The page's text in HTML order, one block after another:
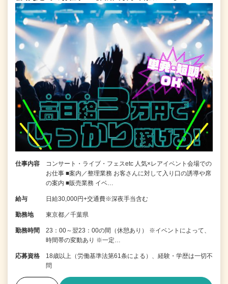
仕事内容
コンサート・ライブ・フェスetc 人気×レアイベント会場での
お仕事 ■案内／整理業務 お客さんに対して入り口の誘導や席
の案内 ■販売業務 イベ…
給与 日給30,000円+交通費※深夜手当含む
勤務地 東京都／千葉県
勤務時間
23：00～翌23：00の間（休憩あり） ※イベントによって、
時間帯の変動あり ※一定…
応募資格
18歳以上（労働基準法第61条による）、経験・学歴は一切不
問